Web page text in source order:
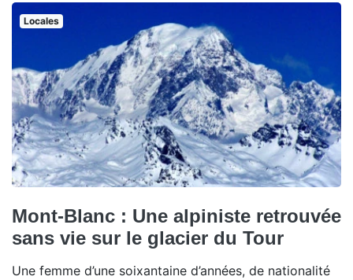
Locales
Mont-Blanc : Une alpiniste retrouvée
sans vie sur le glacier du Tour
Une femme d’une soixantaine d’années, de nationalité